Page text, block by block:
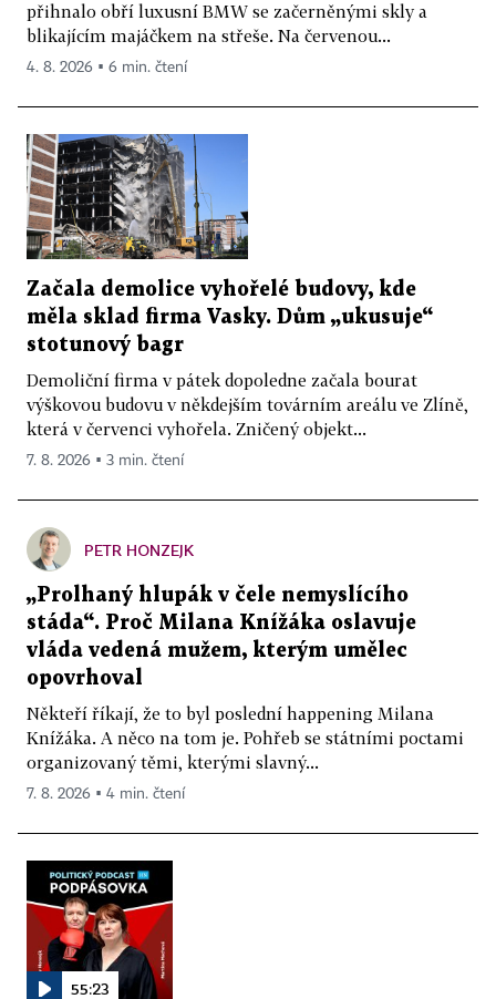
přihnalo obří luxusní BMW se začerněnými skly a
blikajícím majáčkem na střeše. Na červenou...
4. 8. 2026 ▪ 6 min. čtení
Začala demolice vyhořelé budovy, kde
měla sklad firma Vasky. Dům „ukusuje“
stotunový bagr
Demoliční firma v pátek dopoledne začala bourat
výškovou budovu v někdejším továrním areálu ve Zlíně,
která v červenci vyhořela. Zničený objekt...
7. 8. 2026 ▪ 3 min. čtení
PETR HONZEJK
„Prolhaný hlupák v čele nemyslícího
stáda“. Proč Milana Knížáka oslavuje
vláda vedená mužem, kterým umělec
opovrhoval
Někteří říkají, že to byl poslední happening Milana
Knížáka. A něco na tom je. Pohřeb se státními poctami
organizovaný těmi, kterými slavný...
7. 8. 2026 ▪ 4 min. čtení
55:23